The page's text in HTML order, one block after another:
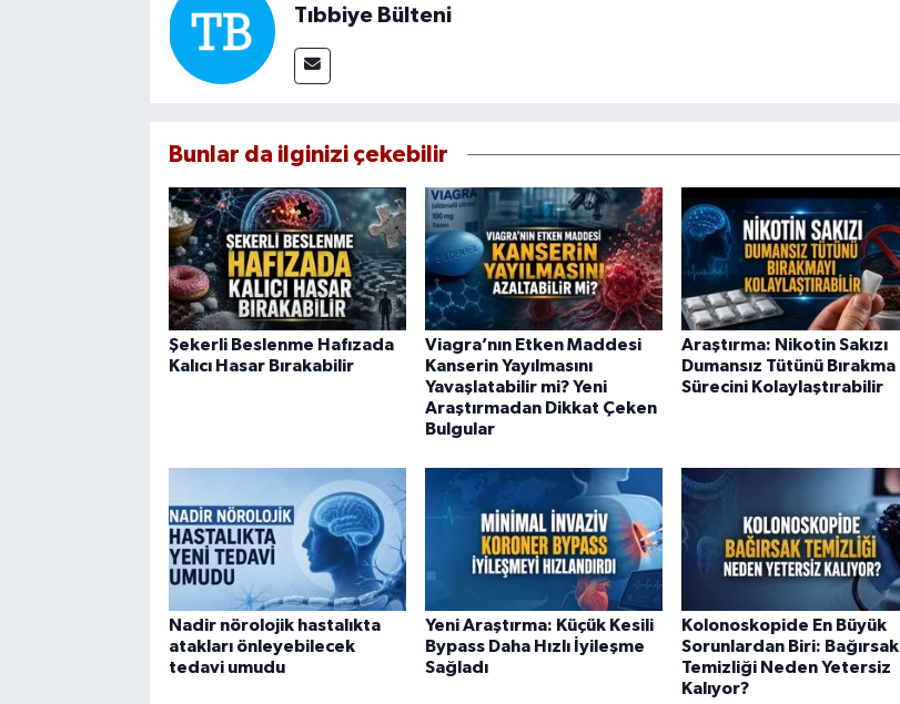
Tıbbiye Bülteni
Bunlar da ilginizi çekebilir
Şekerli Beslenme Hafızada
Kalıcı Hasar Bırakabilir
Viagra’nın Etken Maddesi
Kanserin Yayılmasını
Yavaşlatabilir mi? Yeni
Araştırmadan Dikkat Çeken
Bulgular
Araştırma: Nikotin Sakızı
Dumansız Tütünü Bırakma
Sürecini Kolaylaştırabilir
Nadir nörolojik hastalıkta
atakları önleyebilecek
tedavi umudu
Yeni Araştırma: Küçük Kesili
Bypass Daha Hızlı İyileşme
Sağladı
Kolonoskopide En Büyük
Sorunlardan Biri: Bağırsak
Temizliği Neden Yetersiz
Kalıyor?